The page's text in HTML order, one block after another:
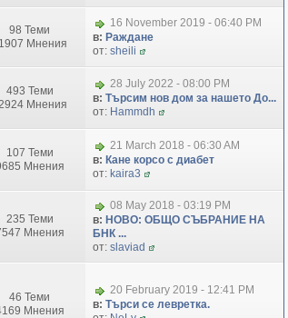
98 Теми
Мнения
16 November 2019 - 06:40 PM
в: Раждане
от: sheili
493 Теми
Мнения
28 July 2022 - 08:00 PM
в: Търсим нов дом за нашето До...
от: Hammdh
107 Теми
Мнения
21 March 2018 - 06:30 AM
в: Кане корсо с диабет
от: kaira3
235 Теми
Мнения
08 May 2018 - 03:19 PM
в: НОВО: ОБЩО СЪБРАНИЕ НА
БНК ...
от: slaviad
46 Теми
Мнения
20 February 2019 - 12:41 PM
в: Търси се левретка.